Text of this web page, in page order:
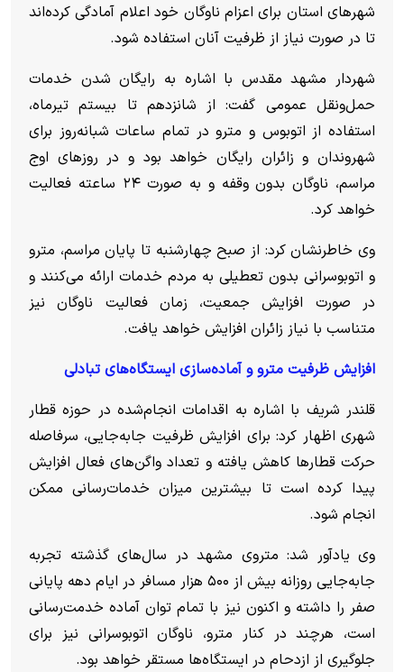
شهر‌های استان برای اعزام ناوگان خود اعلام آمادگی کرده‌اند
تا در صورت نیاز از ظرفیت آنان استفاده شود.
شهردار مشهد مقدس با اشاره به رایگان شدن خدمات
حمل‌ونقل عمومی گفت: از شانزدهم تا بیستم تیرماه،
استفاده از اتوبوس و مترو در تمام ساعات شبانه‌روز برای
شهروندان و زائران رایگان خواهد بود و در روز‌های اوج
مراسم، ناوگان بدون وقفه و به صورت ۲۴ ساعته فعالیت
خواهد کرد.
وی خاطرنشان کرد: از صبح چهارشنبه تا پایان مراسم، مترو
و اتوبوسرانی بدون تعطیلی به مردم خدمات ارائه می‌کنند و
در صورت افزایش جمعیت، زمان فعالیت ناوگان نیز
متناسب با نیاز زائران افزایش خواهد یافت.
افزایش ظرفیت مترو و آماده‌سازی ایستگاه‌های تبادلی
قلندر شریف با اشاره به اقدامات انجام‌شده در حوزه قطار
شهری اظهار کرد: برای افزایش ظرفیت جابه‌جایی، سرفاصله
حرکت قطار‌ها کاهش یافته و تعداد واگن‌های فعال افزایش
پیدا کرده است تا بیشترین میزان خدمات‌رسانی ممکن
انجام شود.
وی یادآور شد: متروی مشهد در سال‌های گذشته تجربه
جابه‌جایی روزانه بیش از ۵۰۰ هزار مسافر در ایام دهه پایانی
صفر را داشته و اکنون نیز با تمام توان آماده خدمت‌رسانی
است، هرچند در کنار مترو، ناوگان اتوبوسرانی نیز برای
جلوگیری از ازدحام در ایستگاه‌ها مستقر خواهد بود.